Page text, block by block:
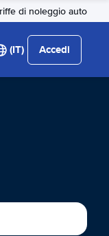
di noleggio auto
(IT) Accedi